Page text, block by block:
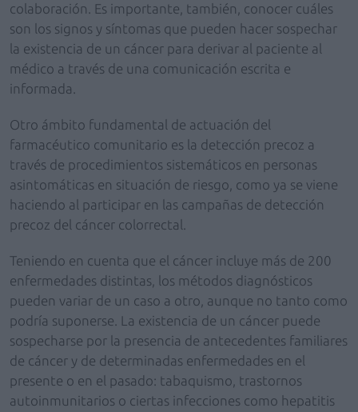
colaboración. Es importante, también, conocer cuáles
son los signos y síntomas que pueden hacer sospechar
la existencia de un cáncer para derivar al paciente al
médico a través de una comunicación escrita e
informada.
Otro ámbito fundamental de actuación del
farmacéutico comunitario es la detección precoz a
través de procedimientos sistemáticos en personas
asintomáticas en situación de riesgo, como ya se viene
haciendo al participar en las campañas de detección
precoz del cáncer colorrectal.
Teniendo en cuenta que el cáncer incluye más de 200
enfermedades distintas, los métodos diagnósticos
pueden variar de un caso a otro, aunque no tanto como
podría suponerse. La existencia de un cáncer puede
sospecharse por la presencia de antecedentes familiares
de cáncer y de determinadas enfermedades en el
presente o en el pasado: tabaquismo, trastornos
autoinmunitarios o ciertas infecciones como hepatitis